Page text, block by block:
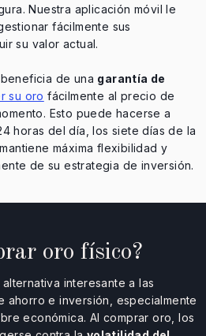
Nuestra aplicación móvil le
fácilmente sus
su valor actual.
de una garantía de
su oro fácilmente al precio de
Esto puede hacerse a
horas del día, los siete días de la
máxima flexibilidad y
de su estrategia de inversión.
oro físico?
interesante a las
ahorro e inversión, especialmente
económica. Al comprar oro, los